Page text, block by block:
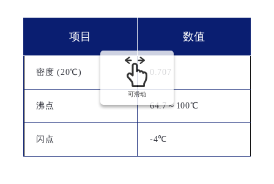
项目 数值
密度 (20℃) 0.707
沸点 64.7～100℃
闪点 -4℃
可滑动